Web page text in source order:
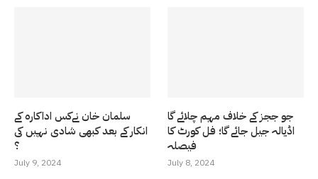
سلمان خان نےکس اداکارہ کے
انکار کے بعد کبھی شادی نہیں کی
؟
July 9, 2024
جو ججز کے خلاف مہم چلائے گا
اڈیالہ جیل جائے گا؛ فل کورٹ کا
فیصلہ
July 8, 2024